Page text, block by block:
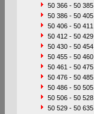
50 366 - 50 385
50 386 - 50 405
50 406 - 50 411
50 412 - 50 429
50 430 - 50 454
50 455 - 50 460
50 461 - 50 475
50 476 - 50 485
50 486 - 50 505
50 506 - 50 528
50 529 - 50 635